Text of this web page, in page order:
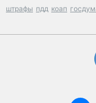
штрафы пдд коап